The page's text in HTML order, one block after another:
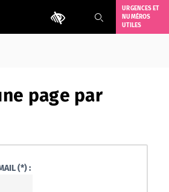
Outils d'accessibilité
URGENCES ET
NUMÉROS
UTILES
page par
(*) :